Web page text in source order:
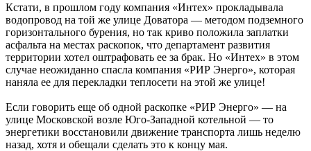
Кстати, в прошлом году компания «Интех» прокладывала
водопровод на той же улице Доватора — методом подземного
горизонтального бурения, но так криво положила заплатки
асфальта на местах раскопок, что департамент развития
территории хотел оштрафовать ее за брак. Но «Интех» в этом
случае неожиданно спасла компания «РИР Энерго», которая
наняла ее для перекладки теплосети на этой же улице!
Если говорить еще об одной раскопке «РИР Энерго» — на
улице Московской возле Юго-Западной котельной — то
энергетики восстановили движение транспорта лишь неделю
назад, хотя и обещали сделать это к концу мая.